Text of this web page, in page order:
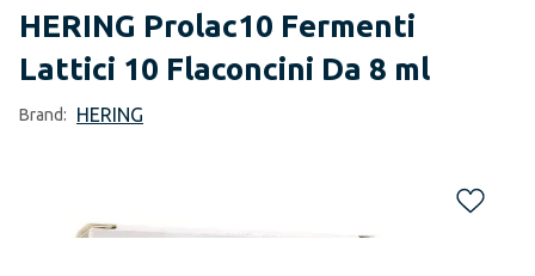
HERING Prolac10 Fermenti
Lattici 10 Flaconcini Da 8 ml
Brand: HERING